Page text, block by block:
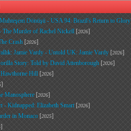
Dönüşü - USA 94: Brazil's Return to Glory
The Murder of Rachel Nickell [2026]
Crash [2026]
Jamie Vardy - Untold UK: Jamie Vardy [2026]
Story: Told by David Attenborough [2026]
Hill [2026]
]
Manosphere [2026]
- Kidnapped: Elizabeth Smart[2026]
in Monaco [2025]
]